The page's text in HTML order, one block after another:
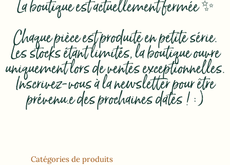
La boutique est actuellement fermée ✨
Chaque pièce est produite en petite série.
Les stocks étant limités, la boutique ouvre
uniquement lors de ventes exceptionnelles.
Inscrivez-vous à la newsletter pour être
prévenu.e des prochaines dates ! :)
Catégories de produits